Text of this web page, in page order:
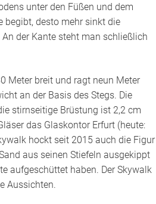
unter den Füßen und dem
begibt, desto mehr sinkt die
der Kante steht man schließlich
Meter breit und ragt neun Meter
an der Basis des Stegs. Die
stirnseitige Brüstung ist 2,2 cm
das Glaskontor Erfurt (heute:
hockt seit 2015 auch die Figur
aus seinen Stiefeln ausgekippt
aufgeschüttet haben. Der Skywalk
Aussichten.